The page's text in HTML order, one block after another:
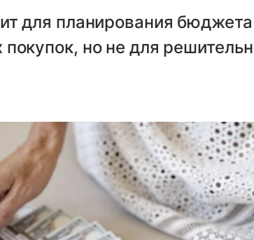
для планирования
но не для